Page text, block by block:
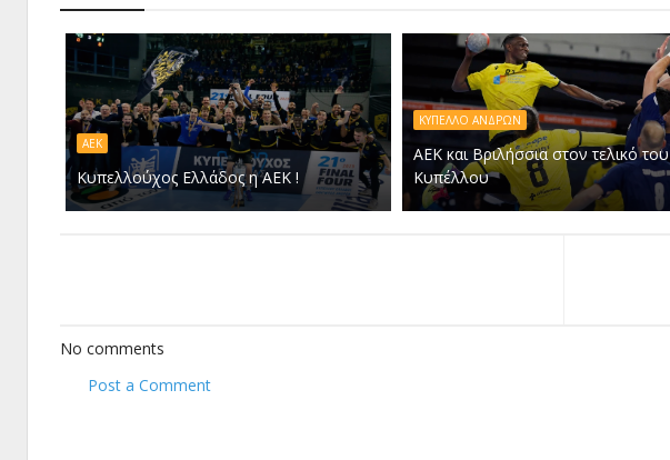
ΑΕΚ
Κυπελλούχος Ελλάδος η ΑΕΚ !
ΚΥΠΕΛΛΟ ΑΝΔΡΩΝ
ΑΕΚ και Βριλήσσια στον τελικό του
Κυπέλλου
No comments
Post a Comment